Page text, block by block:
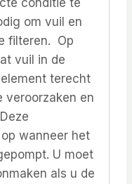
om vuil en
filteren. Op
vuil in de
terecht
veroorzaken en
wanneer het
U moet
als u de